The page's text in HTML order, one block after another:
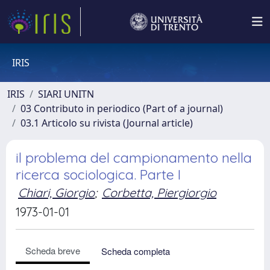
IRIS
IRIS
SIARI UNITN
03 Contributo in periodico (Part of a journal)
03.1 Articolo su rivista (Journal article)
il problema del campionamento nella
ricerca sociologica. Parte I
Chiari, Giorgio; Corbetta, Piergiorgio
1973-01-01
Scheda breve
Scheda completa